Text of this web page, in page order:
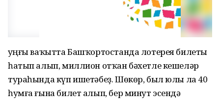
Һуңғы ваҡытта Башҡортостанда лотерея билеты
һатып алып, миллион отҡан бәхетле кешеләр
тураһында күп ишетәбеҙ. Шөкөр, был юлы ла 40
һумға ғына билет алып, бер минут эсендә